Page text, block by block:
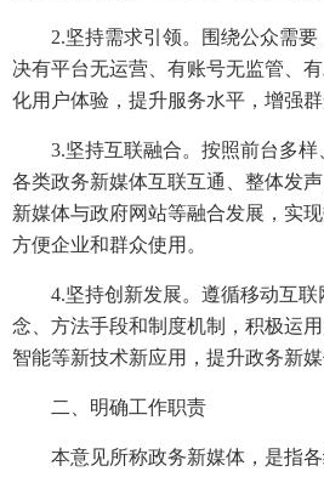
2.坚持需求引领。围绕公众需
决有平台无运营、有账号无监管、
化用户体验，提升服务水平，增强群
3.坚持互联融合。按照前台多
各类政务新媒体互联互通、整体发
新媒体与政府网站等融合发展，实
方便企业和群众使用。
4.坚持创新发展。遵循移动互
念、方法手段和制度机制，积极运
智能等新技术新应用，提升政务新媒
二、明确工作职责
本意见所称政务新媒体，是指